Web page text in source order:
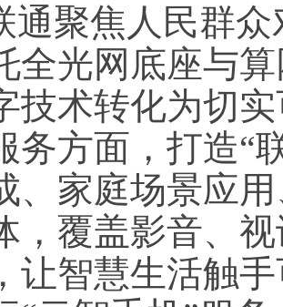
通聚焦人民群
全光网底座与
技术转化为切
务方面，打造“
、家庭场景应
，覆盖影音、
让智慧生活触